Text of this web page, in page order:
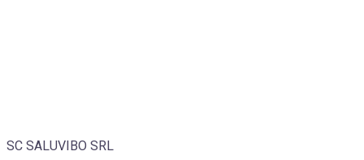
SC SALUVIBO SRL